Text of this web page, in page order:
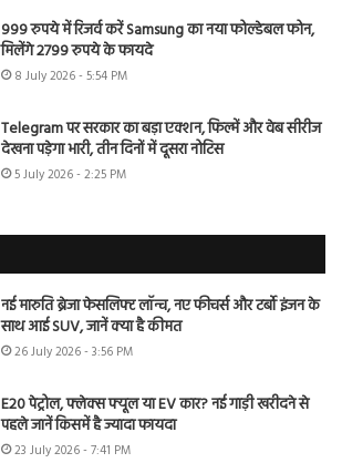
999 रुपये में रिजर्व करें Samsung का नया फोल्डेबल फोन,
मिलेंगे 2799 रुपये के फायदे
8 July 2026 - 5:54 PM
Telegram पर सरकार का बड़ा एक्शन, फिल्में और वेब सीरीज
देखना पड़ेगा भारी, तीन दिनों में दूसरा नोटिस
5 July 2026 - 2:25 PM
नई मारुति ब्रेजा फेसलिफ्ट लॉन्च, नए फीचर्स और टर्बो इंजन के
साथ आई SUV, जानें क्या है कीमत
26 July 2026 - 3:56 PM
E20 पेट्रोल, फ्लेक्स फ्यूल या EV कार? नई गाड़ी खरीदने से
पहले जानें किसमें है ज्यादा फायदा
23 July 2026 - 7:41 PM